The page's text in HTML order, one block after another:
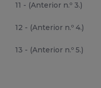
11 - (Anterior n.º 3.)
12 - (Anterior n.º 4.)
13 - (Anterior n.º 5.)